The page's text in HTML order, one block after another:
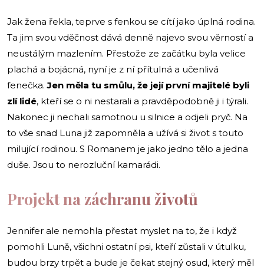
Jak žena řekla, teprve s fenkou se cítí jako úplná rodina.
Ta jim svou vděčnost dává denně najevo svou věrností a
neustálým mazlením. Přestože ze začátku byla velice
plachá a bojácná, nyní je z ní přítulná a učenlivá
fenečka.Jen měla tu smůlu, že její první majitelé byli
zlí lidé, kteří se o ni nestarali a pravděpodobně ji i týrali.
Nakonec ji nechali samotnou u silnice a odjeli pryč. Na
to vše snad Luna již zapomněla a užívá si život s touto
milující rodinou. S Romanem je jako jedno tělo a jedna
duše. Jsou to nerozluční kamarádi.
Projekt na záchranu životů
Jennifer ale nemohla přestat myslet na to, že i když
pomohli Luně, všichni ostatní psi, kteří zůstali v útulku,
budou brzy trpět a bude je čekat stejný osud, který měl